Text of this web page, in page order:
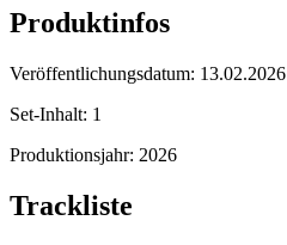
Produktinfos
Veröffentlichungsdatum: 13.02.2026
Set-Inhalt: 1
Produktionsjahr: 2026
Trackliste